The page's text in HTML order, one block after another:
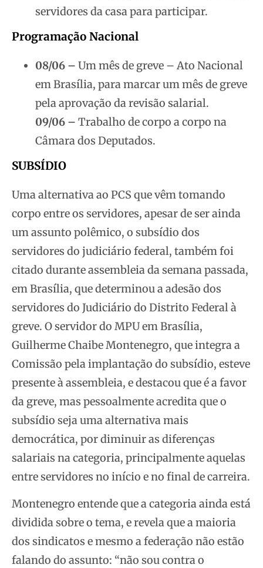
servidores da casa para participar.
Programação Nacional
08/06 – Um mês de greve – Ato Nacional
em Brasília, para marcar um mês de greve
pela aprovação da revisão salarial.
09/06 – Trabalho de corpo a corpo na
Câmara dos Deputados.
SUBSÍDIO
Uma alternativa ao PCS que vêm tomando
corpo entre os servidores, apesar de ser ainda
um assunto polêmico, o subsídio dos
servidores do judiciário federal, também foi
citado durante assembleia da semana passada,
em Brasília, que determinou a adesão dos
servidores do Judiciário do Distrito Federal à
greve. O servidor do MPU em Brasília,
Guilherme Chaibe Montenegro, que integra a
Comissão pela implantação do subsídio, esteve
presente à assembleia, e destacou que é a favor
da greve, mas pessoalmente acredita que o
subsídio seja uma alternativa mais
democrática, por diminuir as diferenças
salariais na categoria, principalmente aquelas
entre servidores no início e no final de carreira.
Montenegro entende que a categoria ainda está
dividida sobre o tema, e revela que a maioria
dos sindicatos e mesmo a federação não estão
falando do assunto: “não sou contra o